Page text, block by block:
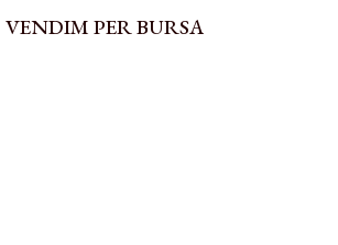
VENDIM PER BURSA